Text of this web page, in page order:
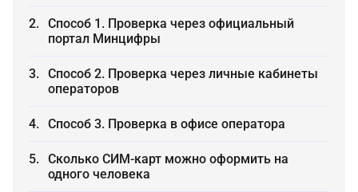
Способ 1. Проверка через официальный
портал Минцифры
Способ 2. Проверка через личные кабинеты
операторов
Способ 3. Проверка в офисе оператора
Сколько СИМ-карт можно оформить на
одного человека